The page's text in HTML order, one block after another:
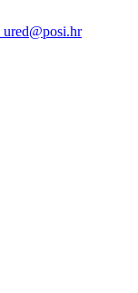
ured@posi.hr